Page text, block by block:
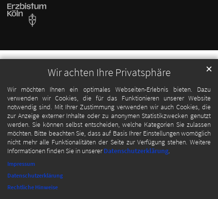
Wir achten Ihre Privatsphäre
Wir möchten Ihnen ein optimales Webseiten-Erlebnis bieten. Dazu
verwenden wir Cookies, die für das Funktionieren unserer Website
notwendig sind. Mit Ihrer Zustimmung verwenden wir auch Cookies, die
zur Anzeige externer Inhalte oder zu anonymen Statistikzwecken genutzt
werden. Sie können selbst entscheiden, welche Kategorien Sie zulassen
möchten. Bitte beachten Sie, dass auf Basis Ihrer Einstellungen womöglich
nicht mehr alle Funktionalitäten der Seite zur Verfügung stehen. Weitere
Informationen finden Sie in unsererDatenschutzerklärung.
✕
Impressum
Datenschutzerklärung
Rechtliche Hinweise